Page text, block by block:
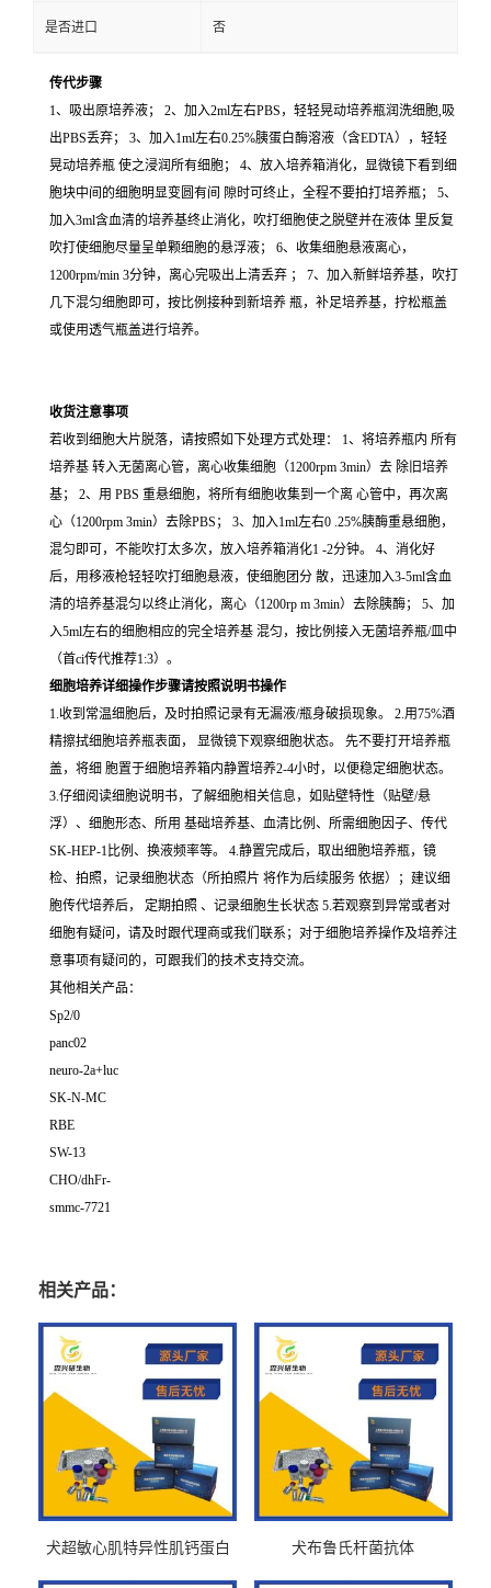
是否进口 否
传代步骤
1、吸出原培养液； 2、加入2ml左右PBS，轻轻晃动培养瓶润洗细胞,吸
出PBS丢弃； 3、加入1ml左右0.25%胰蛋白酶溶液（含EDTA），轻轻
晃动培养瓶 使之浸润所有细胞； 4、放入培养箱消化，显微镜下看到细
胞块中间的细胞明显变圆有间 隙时可终止，全程不要拍打培养瓶； 5、
加入3ml含血清的培养基终止消化，吹打细胞使之脱壁并在液体 里反复
吹打使细胞尽量呈单颗细胞的悬浮液； 6、收集细胞悬液离心，
1200rpm/min 3分钟，离心完吸出上清丢弃 ； 7、加入新鲜培养基，吹打
几下混匀细胞即可，按比例接种到新培养 瓶，补足培养基，拧松瓶盖
或使用透气瓶盖进行培养。
收货注意事项
若收到细胞大片脱落，请按照如下处理方式处理： 1、将培养瓶内 所有
培养基 转入无菌离心管，离心收集细胞（1200rpm 3min）去 除旧培养
基； 2、用 PBS 重悬细胞，将所有细胞收集到一个离 心管中，再次离
心（1200rpm 3min）去除PBS； 3、加入1ml左右0 .25%胰酶重悬细胞，
混匀即可，不能吹打太多次，放入培养箱消化1 -2分钟。 4、消化好
后，用移液枪轻轻吹打细胞悬液，使细胞团分 散，迅速加入3-5ml含血
清的培养基混匀以终止消化，离心（1200rp m 3min）去除胰酶； 5、加
入5ml左右的细胞相应的完全培养基 混匀，按比例接入无菌培养瓶/皿中
（首ci传代推荐1:3）。
细胞培养详细操作步骤请按照说明书操作
1.收到常温细胞后，及时拍照记录有无漏液/瓶身破损现象。 2.用75%酒
精擦拭细胞培养瓶表面， 显微镜下观察细胞状态。 先不要打开培养瓶
盖，将细 胞置于细胞培养箱内静置培养2-4小时，以便稳定细胞状态。
3.仔细阅读细胞说明书，了解细胞相关信息，如贴壁特性（贴壁/悬
浮）、细胞形态、所用 基础培养基、血清比例、所需细胞因子、传代
SK-HEP-1比例、换液频率等。 4.静置完成后，取出细胞培养瓶，镜
检、拍照，记录细胞状态（所拍照片 将作为后续服务 依据）；建议细
胞传代培养后， 定期拍照 、记录细胞生长状态 5.若观察到异常或者对
细胞有疑问，请及时跟代理商或我们联系；对于细胞培养操作及培养注
意事项有疑问的，可跟我们的技术支持交流。
其他相关产品：
Sp2/0
panc02
neuro-2a+luc
SK-N-MC
RBE
SW-13
CHO/dhFr-
smmc-7721
相关产品：
犬超敏心肌特异性肌钙蛋白
犬布鲁氏杆菌抗体